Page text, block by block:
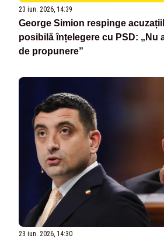
23 iun. 2026, 14:39
George Simion respinge
posibilă înțelegere cu PSD: „Nu
de propunere”
23 iun. 2026, 14:30